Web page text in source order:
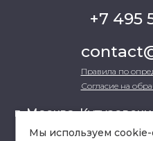
+7 495
Правила по
Согласие на
г. Москва,
офис
Мы используем